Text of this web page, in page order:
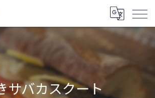
サバカスクート